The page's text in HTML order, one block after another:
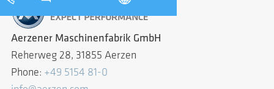
Aerzener Maschinenfabrik GmbH
Reherweg 28, 31855 Aerzen
Phone: +49 5154 81-0